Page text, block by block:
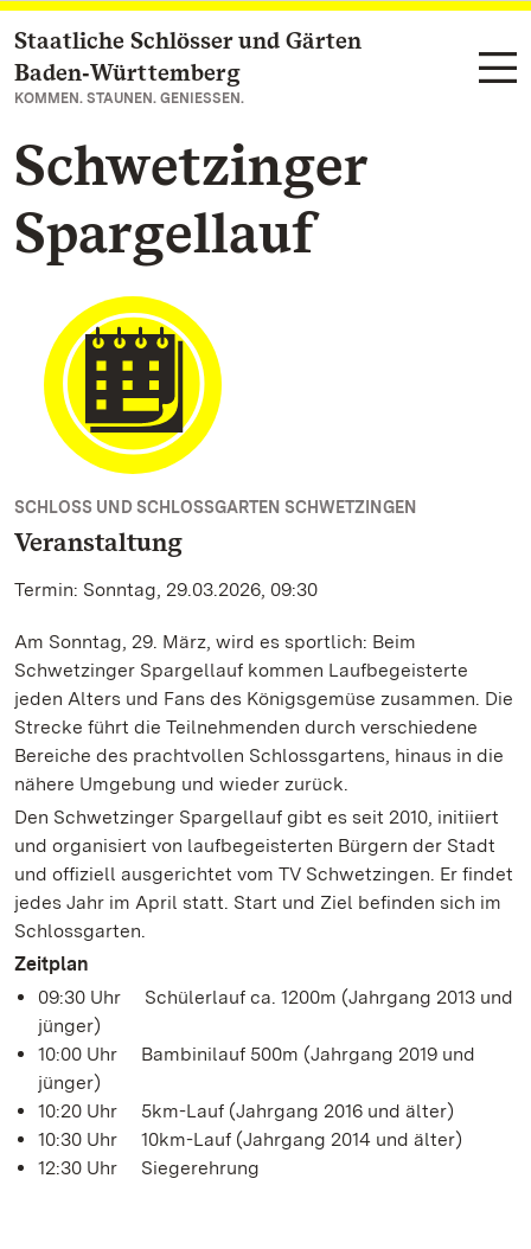
Zum Hauptinhalt springen
Staatliche Schlösser und Gärten
Baden‑Württemberg
KOMMEN. STAUNEN. GENIESSEN.
Schwetzinger
Spargellauf
SCHLOSS UND SCHLOSSGARTEN SCHWETZINGEN
Veranstaltung
Termin: Sonntag, 29.03.2026, 09:30
Am Sonntag, 29. März, wird es sportlich: Beim
Schwetzinger Spargellauf kommen Laufbegeisterte
jeden Alters und Fans des Königsgemüse zusammen. Die
Strecke führt die Teilnehmenden durch verschiedene
Bereiche des prachtvollen Schlossgartens, hinaus in die
nähere Umgebung und wieder zurück.
Den Schwetzinger Spargellauf gibt es seit 2010, initiiert
und organisiert von laufbegeisterten Bürgern der Stadt
und offiziell ausgerichtet vom TV Schwetzingen. Er findet
jedes Jahr im April statt. Start und Ziel befinden sich im
Schlossgarten.
Zeitplan
09:30 Uhr Schülerlauf ca. 1200m (Jahrgang 2013 und
jünger)
10:00 Uhr Bambinilauf 500m (Jahrgang 2019 und
jünger)
10:20 Uhr 5km-Lauf (Jahrgang 2016 und älter)
10:30 Uhr 10km-Lauf (Jahrgang 2014 und älter)
12:30 Uhr Siegerehrung